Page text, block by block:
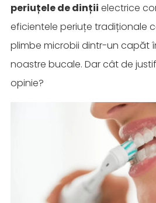
periuțele de dinții electrice
eficientele periuțe tradiționale
plimbe microbii dintr-un capăt
noastre bucale. Dar cât de
opinie?